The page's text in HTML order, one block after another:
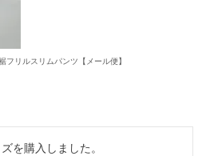
フリルスリムパンツ【メール便】
を購入しました。